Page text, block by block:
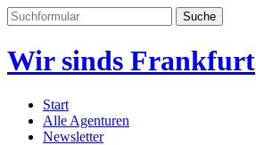
Suchen
nach:
Wir sinds Frankfurt
Start
Alle Agenturen
Newsletter